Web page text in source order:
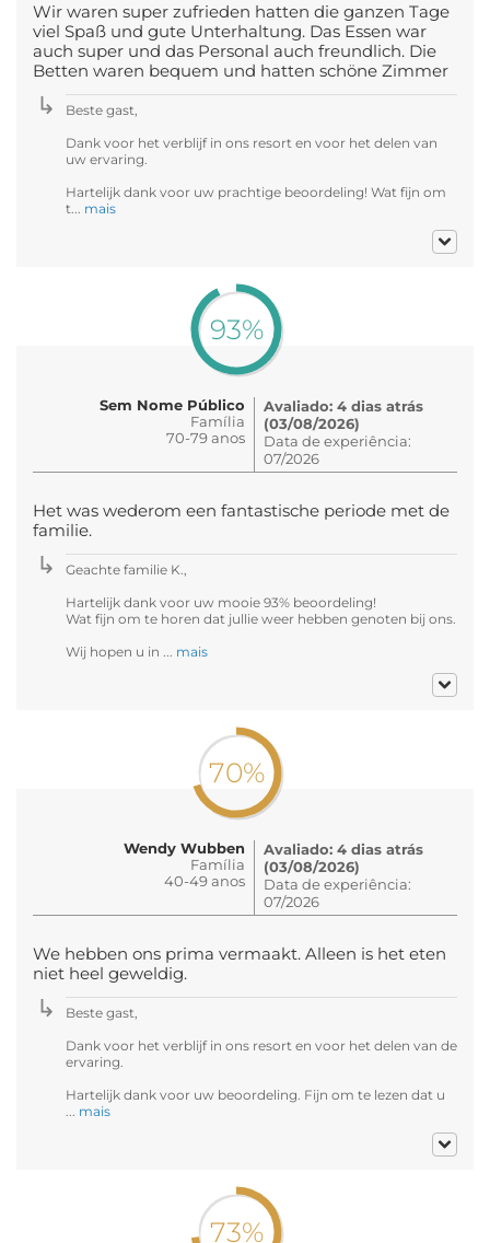
Wir waren super zufrieden hatten die ganzen Tage
viel Spaß und gute Unterhaltung. Das Essen war
auch super und das Personal auch freundlich. Die
Betten waren bequem und hatten schöne Zimmer
Beste gast,
Dank voor het verblijf in ons resort en voor het delen van
uw ervaring.
Hartelijk dank voor uw prachtige beoordeling! Wat fijn om
t... mais
93%
Sem Nome Público
Família
70-79 anos
Avaliado: 4 dias atrás
(03/08/2026)
Data de experiência:
07/2026
Het was wederom een fantastische periode met de
familie.
Geachte familie K.,
Hartelijk dank voor uw mooie 93% beoordeling!
Wat fijn om te horen dat jullie weer hebben genoten bij ons.
Wij hopen u in ... mais
70%
Wendy Wubben
Família
40-49 anos
Avaliado: 4 dias atrás
(03/08/2026)
Data de experiência:
07/2026
We hebben ons prima vermaakt. Alleen is het eten
niet heel geweldig.
Beste gast,
Dank voor het verblijf in ons resort en voor het delen van de
ervaring.
Hartelijk dank voor uw beoordeling. Fijn om te lezen dat u
mais
73%